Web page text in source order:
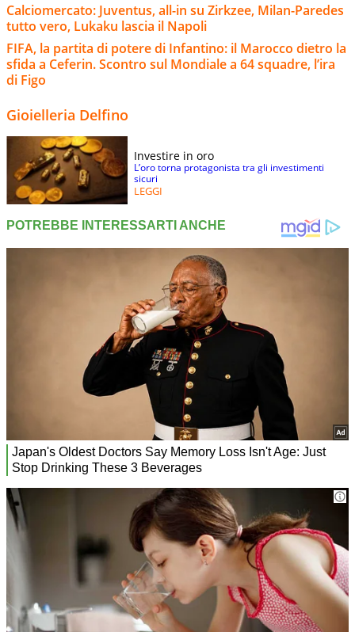
Calciomercato: Juventus, all-in su Zirkzee, Milan-Paredes
tutto vero, Lukaku lascia il Napoli
FIFA, la partita di potere di Infantino: il Marocco dietro la
sfida a Ceferin. Scontro sul Mondiale a 64 squadre, l’ira
di Figo
Gioielleria Delfino
Investire in oro
L’oro torna protagonista tra gli investimenti
sicuri
LEGGI